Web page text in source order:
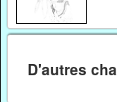
D'autres